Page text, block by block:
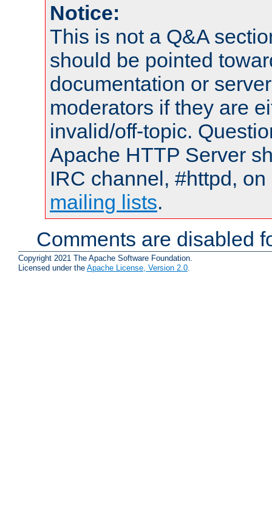
Notice:
This is not a Q&A
should be pointed
documentation or
moderators if they are
invalid/off-topic.
Apache HTTP Server
IRC channel, #httpd,
mailing lists.
Comments are disabled
Copyright 2021 The Apache Software Foundation.
Licensed under the Apache License, Version 2.0